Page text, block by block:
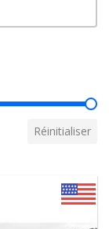
Réinitialiser